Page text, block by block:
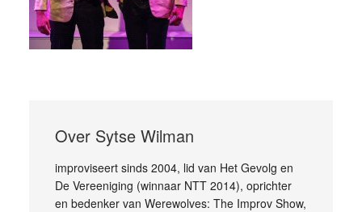
Over Sytse Wilman
improviseert sinds 2004, lid van Het Gevolg en
De Vereeniging (winnaar NTT 2014), oprichter
en bedenker van Werewolves: The Improv Show,